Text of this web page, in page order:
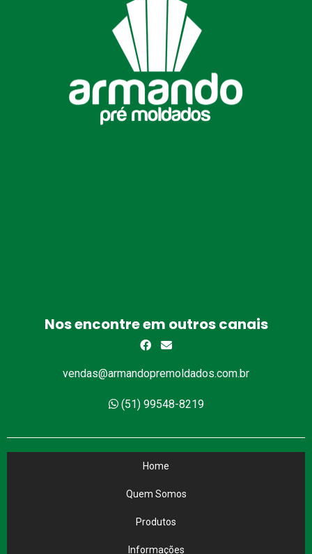
Nos encontre em outros canais
vendas@armandopremoldados.com.br
(51) 99548-8219
Home
Quem Somos
Produtos
Informações